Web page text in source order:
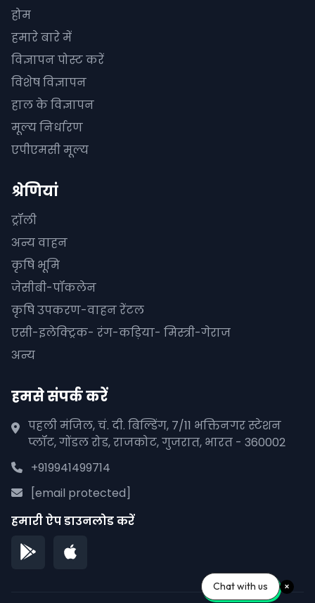
होम
हमारे बारे में
विज्ञापन पोस्ट करें
विशेष विज्ञापन
हाल के विज्ञापन
मूल्य निर्धारण
एपीएमसी मूल्य
श्रेणियां
ट्रॉली
अन्य वाहन
कृषि भूमि
जेसीबी-पॉकलेन
कृषि उपकरण-वाहन रेंटल
एसी-इलेक्ट्रिक- रंग-कड़िया- मिस्त्री-गेराज
अन्य
हमसे संपर्क करें
पहली मंजिल, चं. दी. बिल्डिंग, 7/11 भक्तिनगर स्टेशन
प्लॉट, गोंडल रोड, राजकोट, गुजरात, भारत - 360002
+919941499714
[email protected]
हमारी ऐप डाउनलोड करें
Chat with us